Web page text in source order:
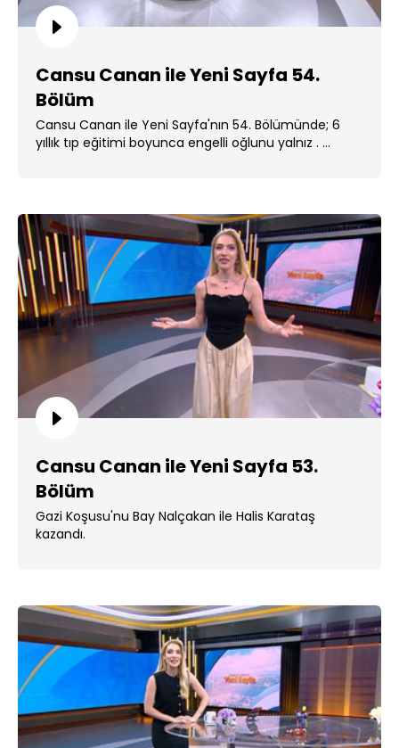
Cansu Canan ile Yeni Sayfa 54.
Bölüm
Cansu Canan ile Yeni Sayfa'nın 54. Bölümünde; 6
yıllık tıp eğitimi boyunca engelli oğlunu yalnız . ...
Cansu Canan ile Yeni Sayfa 53.
Bölüm
Gazi Koşusu'nu Bay Nalçakan ile Halis Karataş
kazandı.